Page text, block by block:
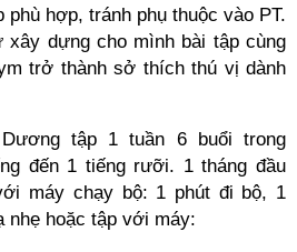
phù hợp, tránh phụ thuộc vào PT.
dựng cho mình bài tập cùng
trở thành sở thích thú vị dành
tập 1 tuần 6 buổi trong
đến 1 tiếng rưỡi. 1 tháng đầu
máy chạy bộ: 1 phút đi bộ, 1
nhẹ hoặc tập với máy: